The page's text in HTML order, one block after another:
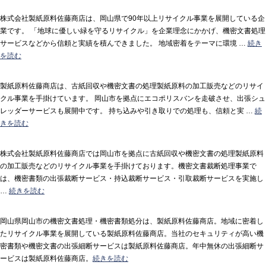
株式会社製紙原料佐藤商店は、岡山県で90年以上リサイクル事業を展開している企
業です。 「地球に優しい緑を守るリサイクル」を企業理念にかかげ、機密文書処理
サービスなどから信頼と実績を積んできました。 地域密着をテーマに環境 … 続き
を読む
製紙原料佐藤商店は、古紙回収や機密文書の処理製紙原料の加工販売などのリサイ
クル事業を手掛けています。 岡山市を拠点にエコポリスバンを走破させ、出張シュ
レッダーサービスも展開中です。 持ち込みや引き取りでの処理も、信頼と実 … 続
きを読む
株式会社製紙原料佐藤商店では岡山市を拠点に古紙回収や機密文書の処理製紙原料
の加工販売などのリサイクル事業を手掛けております。機密文書裁断処理事業で
は、機密書類の出張裁断サービス・持込裁断サービス・引取裁断サービスを実施し
… 続きを読む
岡山県岡山市の機密文書処理・機密書類処分は、製紙原料佐藤商店。地域に密着し
たリサイクル事業を展開している製紙原料佐藤商店。当社のセキュリティが高い機
密書類や機密文書の出張細断サービスは製紙原料佐藤商店。年中無休の出張細断サ
ービスは製紙原料佐藤商店。 続きを読む